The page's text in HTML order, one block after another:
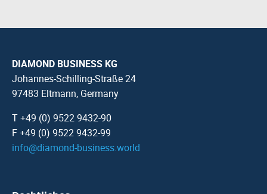
DIAMOND BUSINESS KG
Johannes-Schilling-Straße 24
97483 Eltmann, Germany
T +49 (0) 9522 9432-90
F +49 (0) 9522 9432-99
info@diamond-business.world